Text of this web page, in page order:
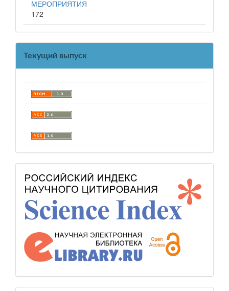
МЕРОПРИЯТИЯ
172
Текущий выпуск